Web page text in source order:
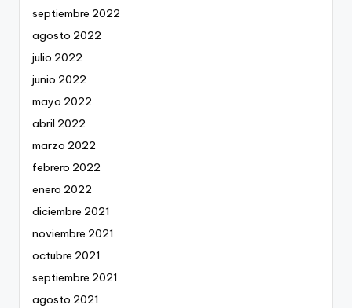
septiembre 2022
agosto 2022
julio 2022
junio 2022
mayo 2022
abril 2022
marzo 2022
febrero 2022
enero 2022
diciembre 2021
noviembre 2021
octubre 2021
septiembre 2021
agosto 2021